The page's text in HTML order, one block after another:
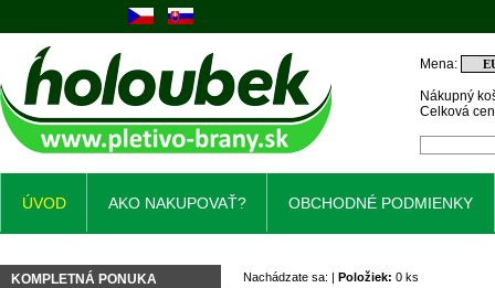
Nachádzate sa: | Položiek: 0 ks
KOMPLETNÁ PONUKA
Nákupný
Celková
Mena:
ÚVOD AKO NAKUPOVAŤ? OBCHODNÉ PODMIENKY